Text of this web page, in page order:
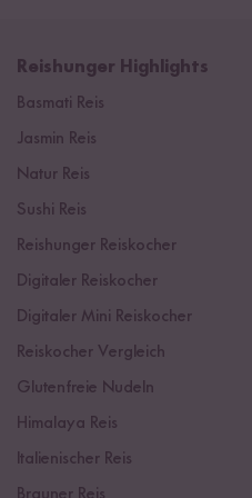
Reishunger Highlights
Basmati Reis
Jasmin Reis
Natur Reis
Sushi Reis
Reishunger Reiskocher
Digitaler Reiskocher
Digitaler Mini Reiskocher
Reiskocher Vergleich
Glutenfreie Nudeln
Himalaya Reis
Italienischer Reis